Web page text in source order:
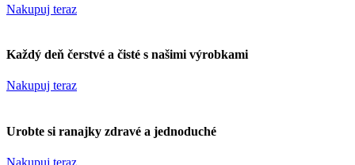
Nakupuj teraz
Každý deň čerstvé a čisté s našimi výrobkami
Nakupuj teraz
Urobte si ranajky zdravé a jednoduché
Nakupuj teraz